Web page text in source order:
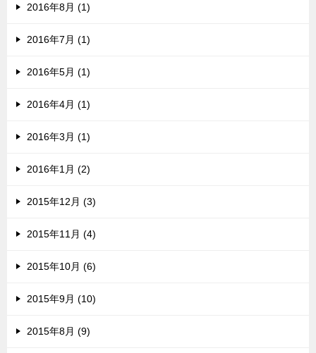
2016年8月 (1)
2016年7月 (1)
2016年5月 (1)
2016年4月 (1)
2016年3月 (1)
2016年1月 (2)
2015年12月 (3)
2015年11月 (4)
2015年10月 (6)
2015年9月 (10)
2015年8月 (9)